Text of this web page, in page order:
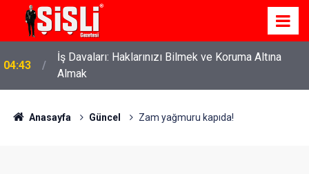
04:43
İş Davaları: Haklarınızı Bilmek ve Koruma Altına
Almak
Anasayfa Güncel Zam yağmuru kapıda!